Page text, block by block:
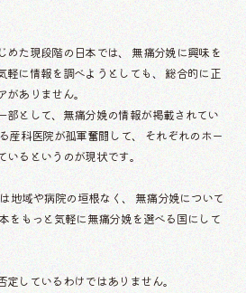
めた現段階の日本では、 無痛分娩に興味を
軽に情報を調べようとしても、総合的に正
がありません。
部として、無痛分娩の情報が掲載されてい
産科医院が孤軍奮闘して、
それぞれのホー
るというのが現状です。
地域や病院の垣根なく、 無痛分娩について
をもっと気軽に無痛分娩を選べる国にして
しているわけではありません。